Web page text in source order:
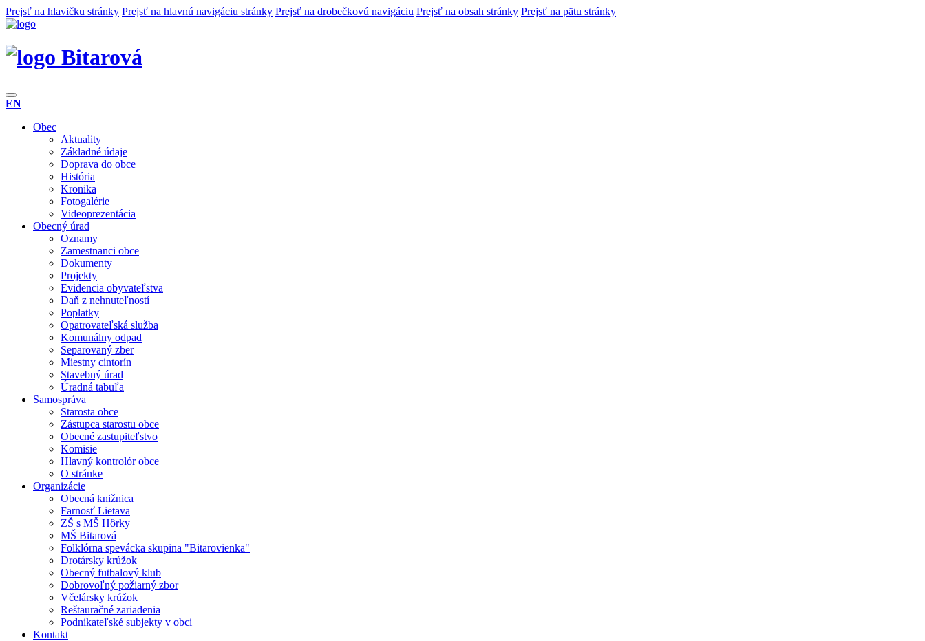
Prejsť na hlavičku stránky Prejsť na hlavnú navigáciu stránky Prejsť na drobečkovú navigáciu Prejsť na obsah stránky Prejsť na pätu stránky
Bitarová
EN
Obec
Aktuality
Základné údaje
Doprava do obce
História
Kronika
Fotogalérie
Videoprezentácia
Obecný úrad
Oznamy
Zamestnanci obce
Dokumenty
Projekty
Evidencia obyvateľstva
Daň z nehnuteľností
Poplatky
Opatrovateľská služba
Komunálny odpad
Separovaný zber
Miestny cintorín
Stavebný úrad
Úradná tabuľa
Samospráva
Starosta obce
Zástupca starostu obce
Obecné zastupiteľstvo
Komisie
Hlavný kontrolór obce
O stránke
Organizácie
Obecná knižnica
Farnosť Lietava
ZŠ s MŠ Hôrky
MŠ Bitarová
Folklórna spevácka skupina "Bitarovienka"
Drotársky krúžok
Obecný futbalový klub
Dobrovoľný požiarný zbor
Včelársky krúžok
Reštauračné zariadenia
Podnikateľské subjekty v obci
Kontakt